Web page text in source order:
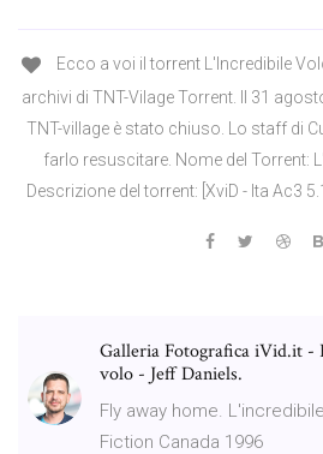
Ecco a voi il torrent L'Incredibile
archivi di TNT-Vilage Torrent. Il 31
TNT-village è stato chiuso. Lo staff di
farlo resuscitare. Nome del Torrent:
Descrizione del torrent: [XviD - Ita Ac3
Galleria Fotografica iVid.it
volo - Jeff Daniels.
Fly away home.
Fiction Canada 1996